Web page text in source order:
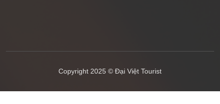
Copyright 2025 © Đại Việt Tourist